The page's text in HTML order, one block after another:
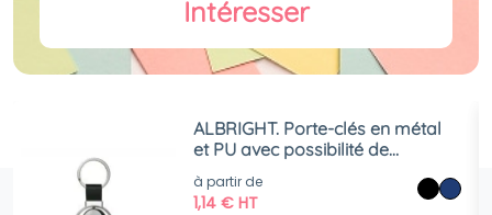
Intéresser
ALBRIGHT. Porte-clés en métal
et PU avec possibilité de
personnalisation par doming
à partir de
1,14€ HT